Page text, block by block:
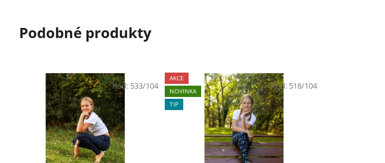
Podobné produkty
Kód: 533/104
AKCE
NOVINKA
TIP
Kód: 518/104